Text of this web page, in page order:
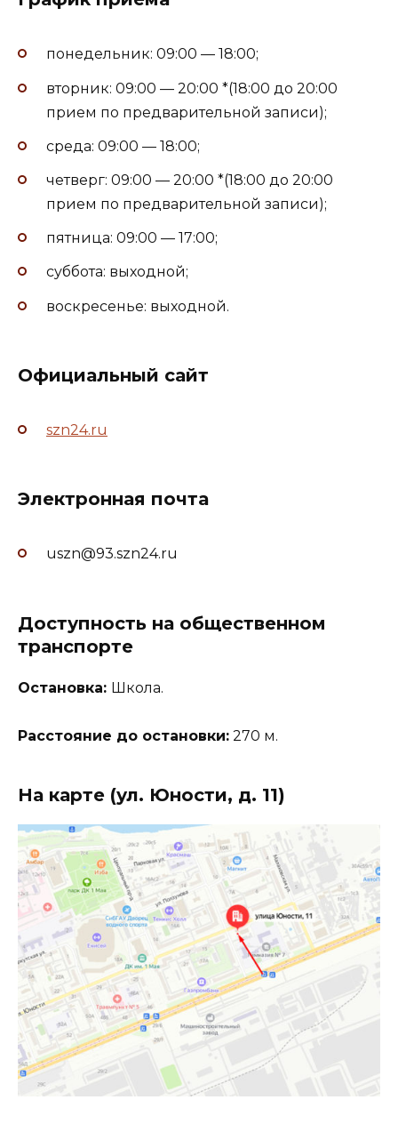
понедельник: 09:00 — 18:00;
вторник: 09:00 — 20:00 *(18:00 до 20:00
прием по предварительной записи);
среда: 09:00 — 18:00;
четверг: 09:00 — 20:00 *(18:00 до 20:00
прием по предварительной записи);
пятница: 09:00 — 17:00;
суббота: выходной;
воскресенье: выходной.
Официальный сайт
szn24.ru
Электронная почта
uszn@93.szn24.ru
Доступность на общественном
транспорте
Остановка: Школа.
Расстояние до остановки: 270 м.
На карте (ул. Юности, д. 11)